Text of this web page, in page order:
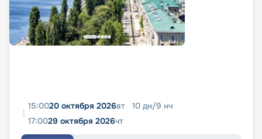
15:0020 октября 2026вт 10 дн/9 нч
17:0029 октября 2026чт